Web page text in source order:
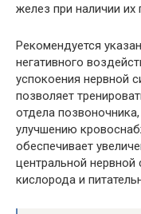
желез при наличии их
Рекомендуется
негативного
успокоения нервной
позволяет
отдела
улучшению
обеспечивает
центральной
кислорода и